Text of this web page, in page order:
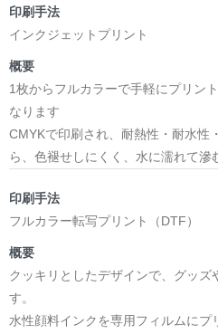
印刷手法
インクジェットプリント
概要
1枚からフルカラーで手軽にプリン
なります
CMYKで印刷され、耐熱性・耐水性
ら、色褪せしにくく、水に濡れて滲
印刷手法
フルカラー転写プリント（DTF）
概要
クッキリとしたデザインで、グッズ
す。
水性顔料インクを専用フィルムに